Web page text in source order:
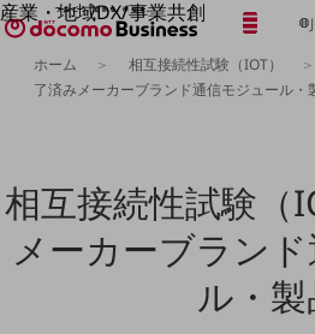
産業・地域DX/事業共創
OPEN HUB for Plural Futures
自律・分散・協調型社会の実現を目指し、
「社会可能性」を探究・実装する事業共創エコ
プレイヤー(カタリスト/パートナー企業)
事例
Smart World
企業と地域が持続成長する社会を目指します
メニュー
開く
フリーワードでNTTドコモビジネスの
取り組みを検索
ホーム 相互接続性試験（IOT）
了済みメーカーブランド通信モジュール・
相互接続性試験（
メーカーブラン
ル・製